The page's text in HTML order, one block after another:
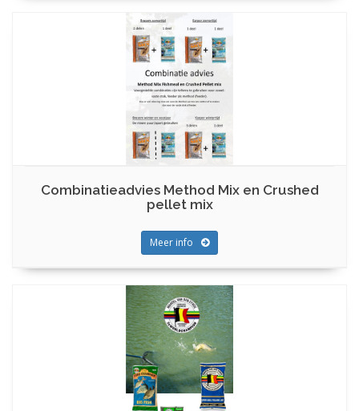
Combinatieadvies Method Mix en Crushed
pellet mix
Meer info